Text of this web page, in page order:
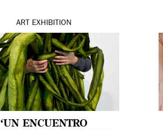
ART EXHIBITION
‘UN ENCUENTRO